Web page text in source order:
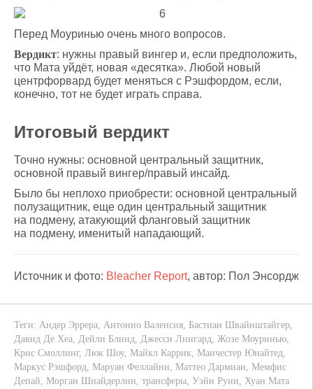
Перед Моуринью очень много вопросов.
Вердикт: нужны правый вингер и, если предположить,
что Мата уйдёт, новая «десятка». Любой новый
центрфорвард будет меняться с Рэшфордом, если,
конечно, тот не будет играть справа.
Итоговый вердикт
Точно нужны: основной центральный защитник,
основной правый вингер/правый инсайд.
Было бы неплохо приобрести: основной центральный
полузащитник, еще один центральный защитник
на подмену, атакующий фланговый защитник
на подмену, именитый нападающий.
Источник и фото: Bleacher Report, автор: Пол Энсордж
Теги: Андер Эррера, Антонио Валенсия, Бастиан Швайнштайгер,
Давид Де Хеа, Дейли Блинд, Джесси Лингард, Жозе Моуринью,
Крис Смоллинг, Люк Шоу, Майкл Каррик, Манчестер Юнайтед,
Маркус Рэшфорд, Маруан Феллайни, Маттео Дармиан, Мемфис
Депай, Морган Шнайдерлин, трансферы, Уэйн Руни, Хуан Мата